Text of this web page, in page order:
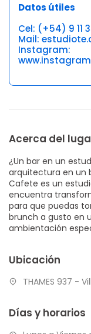
Datos útiles
Cel: (+54) 9 11
Mail:
Instagram:
Acerca del
¿Un bar en un
arquitectura en un
Cafete es un
encuentra
para que puedas
brunch a gusto en
ambientación
Ubicación
THAMES 937 -
Días y horarios